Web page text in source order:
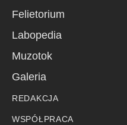
Felietorium
Labopedia
Muzotok
Galeria
REDAKCJA
WSPÓŁPRACA